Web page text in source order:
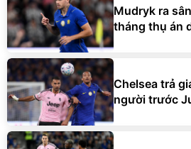
Mudryk ra
tháng thụ án
Chelsea trả
người trước